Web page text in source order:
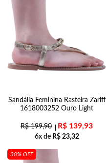
Sandália Feminina Rasteira Zariff
1618003252 Ouro Light
R$199,90 R$ 139,93
6x de R$23,32
30% OFF